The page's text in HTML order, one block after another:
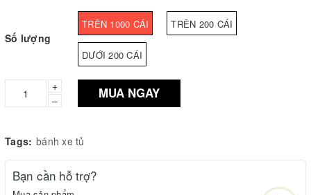
Số lượng
TRÊN 1000 CÁI TRÊN 200 CÁI
DƯỚI 200 CÁI
+
–
MUA NGAY
Tags: bánh xe tủ
Bạn cần hỗ trợ?